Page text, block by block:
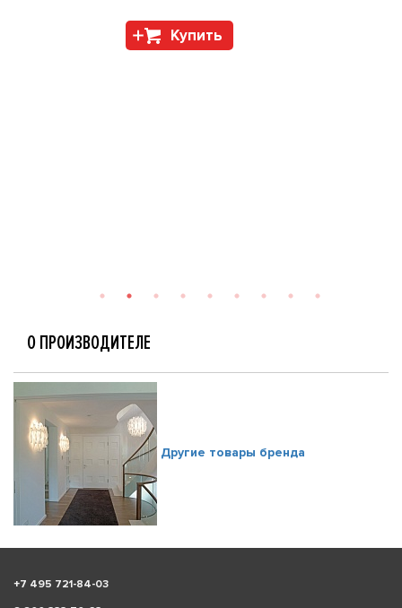
Купить
О ПРОИЗВОДИТЕЛЕ
Другие товары бренда
+7 495 721-84-03